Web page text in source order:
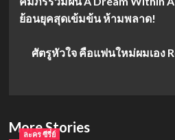
Navigation
ย้อนยุคสุดเข้มข้น ห้ามพลาด!
ศัตรูหัวใจ คือแฟนใหม่ผมเอง
More Stories
ละคร ซีรี่ย์